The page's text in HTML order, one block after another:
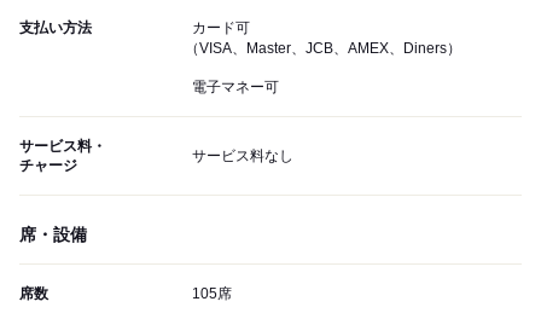
支払い方法
カード可
（VISA、Master、JCB、AMEX、Diners）
電子マネー可
サービス料・
チャージ
サービス料なし
席・設備
席数 105席